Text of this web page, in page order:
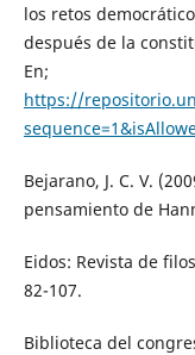
los retos
después de la
En;
https://
Bejarano, J. C. V.
pensamiento de
Eidos: Revista de
82-107.
Biblioteca del